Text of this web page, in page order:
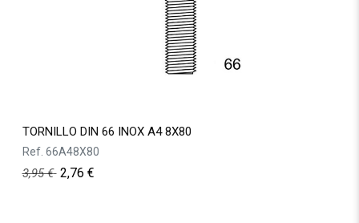
TORNILLO DIN 66 INOX A4 8X80
Ref. 66A48X80
3,95€ 2,76 €